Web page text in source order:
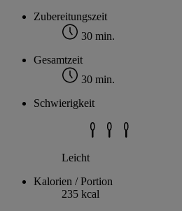
Zubereitungszeit
30 min.
Gesamtzeit
30 min.
Schwierigkeit
Leicht
Kalorien / Portion
235 kcal